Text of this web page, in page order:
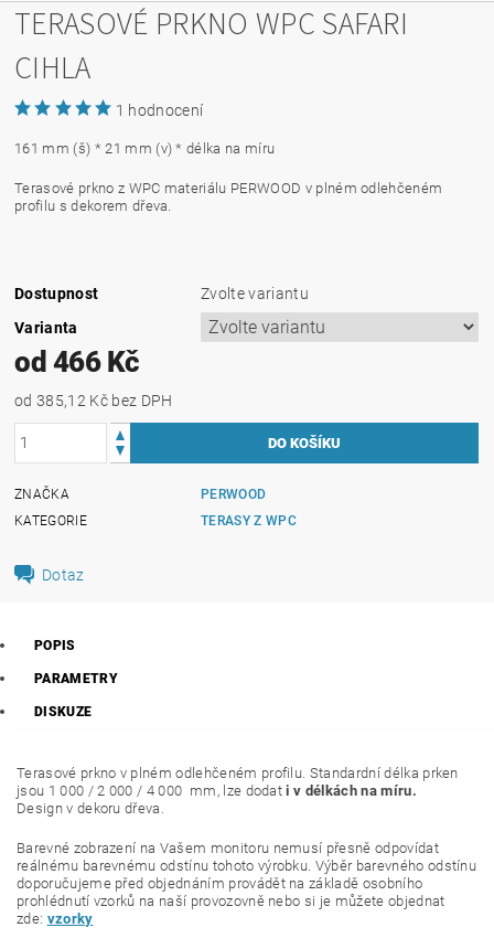
TERASOVÉ PRKNO WPC SAFARI
CIHLA
1 hodnocení
161 mm (š) * 21 mm (v) * délka na míru
Terasové prkno z WPC materiálu PERWOOD v plném odlehčeném
profilu s dekorem dřeva.
Dostupnost
Zvolte variantu
Varianta
od 466 Kč
od 385,12 Kč bez DPH
ZNAČKA
PERWOOD
KATEGORIE
TERASY Z WPC
Dotaz
POPIS
PARAMETRY
DISKUZE
Terasové prkno v plném odlehčeném profilu. Standardní délka prken
jsou 1 000 / 2 000 / 4 000 mm, lze dodati v délkách na míru.
Design v dekoru dřeva.
Barevné zobrazení na Vašem monitoru nemusí přesně odpovídat
reálnému barevnému odstínu tohoto výrobku. Výběr barevného odstínu
doporučujeme před objednáním provádět na základě osobního
prohlédnutí vzorků na naší provozovně nebo si je můžete objednat
zde: vzorky